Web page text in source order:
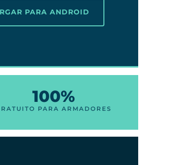
PARA ANDROID
100%
PARA ARMADORES